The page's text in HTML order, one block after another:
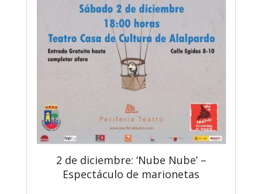
2 de diciembre: ‘Nube Nube’ –
Espectáculo de marionetas